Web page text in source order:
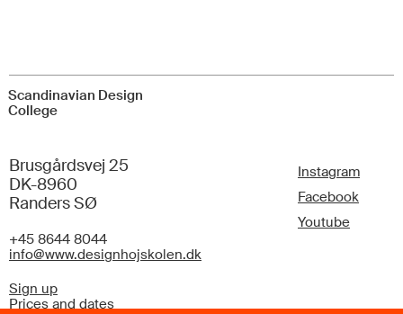
Scandinavian Design
College
Brusgårdsvej 25
DK-8960
Randers SØ
+45 8644 8044
info@www.designhojskolen.dk
Sign up
Prices and dates
Instagram
Facebook
Youtube